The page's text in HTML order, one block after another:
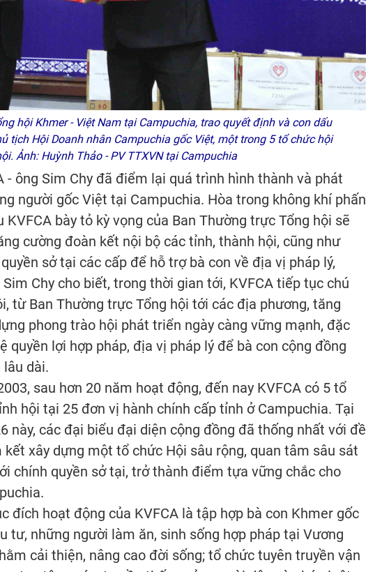
hội Khmer - Việt Nam tại Campuchia, trao quyết định và con dấu
tịch Hội Doanh nhân Campuchia gốc Việt, một trong 5 tổ chức hội
Ảnh: Huỳnh Thảo - PV TTXVN tại Campuchia
- ông Sim Chy đã điểm lại quá trình hình thành và phát
người gốc Việt tại Campuchia. Hòa trong không khí phấn
bày tỏ kỳ vọng của Ban Thường trực Tổng hội sẽ
cường đoàn kết nội bộ các tỉnh, thành hội, cũng như
sở tại các cấp để hỗ trợ bà con về địa vị pháp lý,
Chy cho biết, trong thời gian tới, KVFCA tiếp tục chú
từ Ban Thường trực Tổng hội tới các địa phương, tăng
phong trào hội phát triển ngày càng vững mạnh, đặc
quyền lợi hợp pháp, địa vị pháp lý để bà con cộng đồng
dài.
sau hơn 20 năm hoạt động, đến nay KVFCA có 5 tổ
hội tại 25 đơn vị hành chính cấp tỉnh ở Campuchia. Tại
này, các đại biểu đại diện cộng đồng đã thống nhất với đề
xây dựng một tổ chức Hội sâu rộng, quan tâm sâu sát
chính quyền sở tại, trở thành điểm tựa vững chắc cho
đích hoạt động của KVFCA là tập hợp bà con Khmer gốc
tư, những người làm ăn, sinh sống hợp pháp tại Vương
cải thiện, nâng cao đời sống; tổ chức tuyên truyền vận